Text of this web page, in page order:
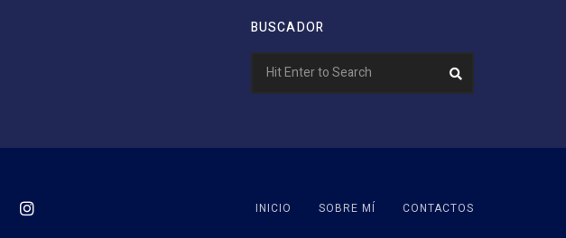
BUSCADOR
for:
INICIO SOBRE MÍ CONTACTOS